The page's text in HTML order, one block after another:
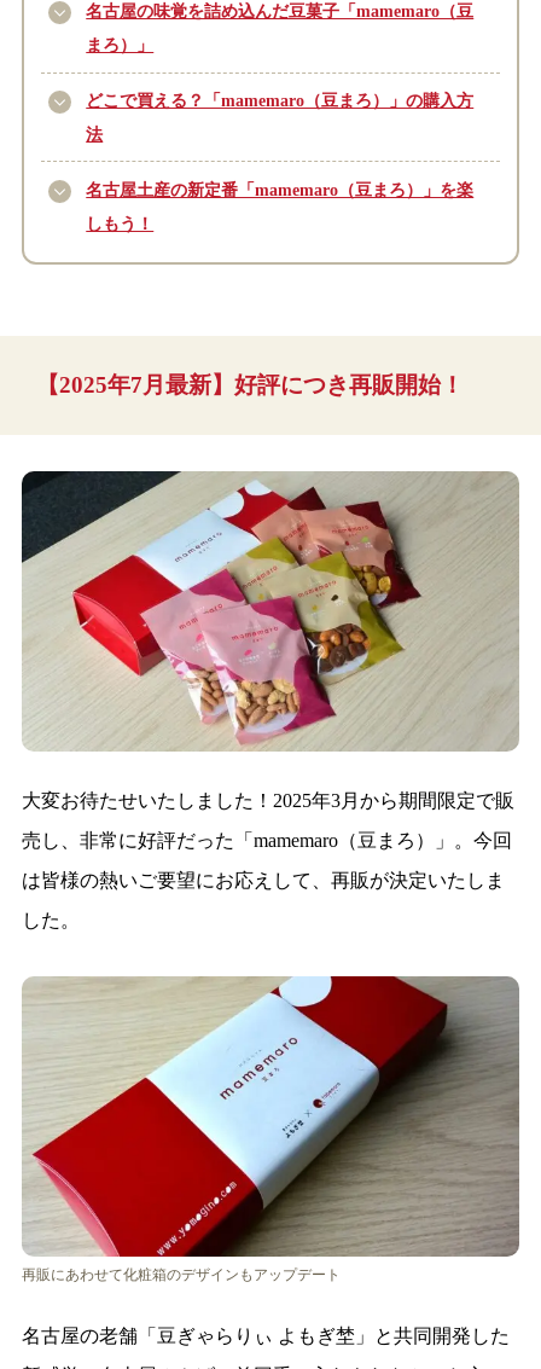
名古屋の味覚を詰め込んだ豆菓子「mamemaro（豆
まろ）」
どこで買える？「mamemaro（豆まろ）」の購入方
法
名古屋土産の新定番「mamemaro（豆まろ）」を楽
しもう！
【2025年7月最新】好評につき再販開始！
大変お待たせいたしました！2025年3月から期間限定で販
売し、非常に好評だった「mamemaro（豆まろ）」。今回
は皆様の熱いご要望にお応えして、再販が決定いたしま
した。
再販にあわせて化粧箱のデザインもアップデート
名古屋の老舗「豆ぎゃらりぃ よもぎ埜」と共同開発した